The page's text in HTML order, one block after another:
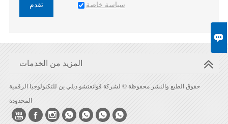

تقدم سياسة خاصة
المزيد من الخدمات
حقوق الطبع والنشر محفوظة © لشركة قوانغتشو ديلي ين للتكنولوجيا الرقمية
المحدودة
      